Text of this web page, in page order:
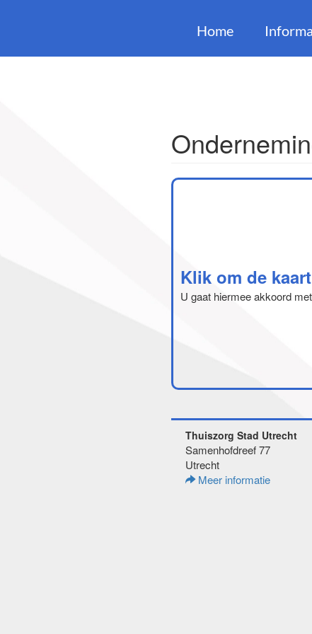
Home
Klik om de
U gaat hiermee akkoord
Thuiszorg Stad Utrecht
Samenhofdreef 77
Utrecht
Meer informatie